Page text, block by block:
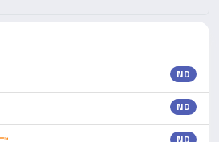
ND
ND